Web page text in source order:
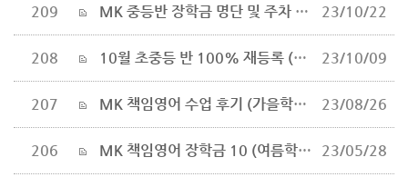
209 MK 중등반 장학금 명단 및 주차 보상금 지급 23/10/22
208 10월 초중등 반 100% 재등록 (수업내용 보기) 23/10/09
207 MK 책임영어 수업 후기 (가을학기 일부반 소수 모집) 23/08/26
206 MK 책임영어 장학금 10 (여름학기 개강 6월) 23/05/28